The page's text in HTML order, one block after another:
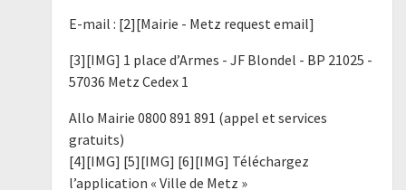
E-mail : [2][Mairie - Metz request email]
[3][IMG] 1 place d’Armes - JF Blondel - BP 21025 -
57036 Metz Cedex 1
Allo Mairie 0800 891 891 (appel et services
gratuits)
[4][IMG] [5][IMG] [6][IMG] Téléchargez
l’application « Ville de Metz »